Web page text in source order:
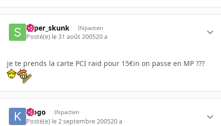
super_skunk INpactien
Posté(e) le 31 août 200520 a
je te prends la carte PCI raid pour 15€in on passe en MP ???
klogo INpactien
Posté(e) le 2 septembre 200520 a